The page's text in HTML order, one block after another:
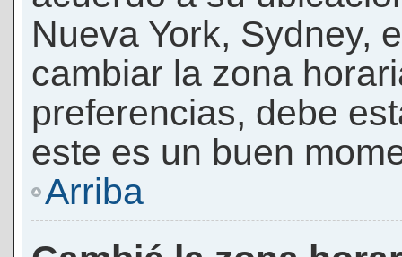
Nueva York, Sydney,
cambiar la zona
preferencias, debe
este es un buen
Arriba